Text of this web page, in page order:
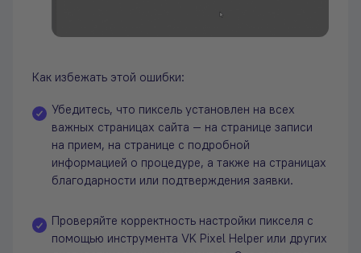
Как избежать этой ошибки:
Убедитесь, что пиксель установлен на всех
важных страницах сайта — на странице записи
на прием, на странице с подробной
информацией о процедуре, а также на страницах
благодарности или подтверждения заявки.
Проверяйте корректность настройки пикселя с
помощью инструмента VK Pixel Helper или других